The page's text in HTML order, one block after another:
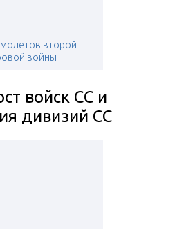
второй
войны
войск СС и
дивизий СС